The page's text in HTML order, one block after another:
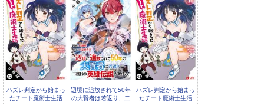
剣聖の幼馴染がパワハ
ラで俺につらく当たる
ハズレ判定から始まっ
たチート魔術士生活
（コミック） 分冊版
辺境に追放されて50年
の大賢者は若返り、二
度目の英雄伝説が始
ハズレ判定から始まっ
たチート魔術士生活
（コミック） 分冊版